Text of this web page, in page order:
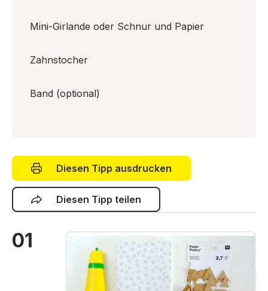
Mini-Girlande oder Schnur und Papier
Zahnstocher
Band (optional)
Diesen Tipp ausdrucken
Diesen Tipp teilen
01 Bildergalerie überspringen